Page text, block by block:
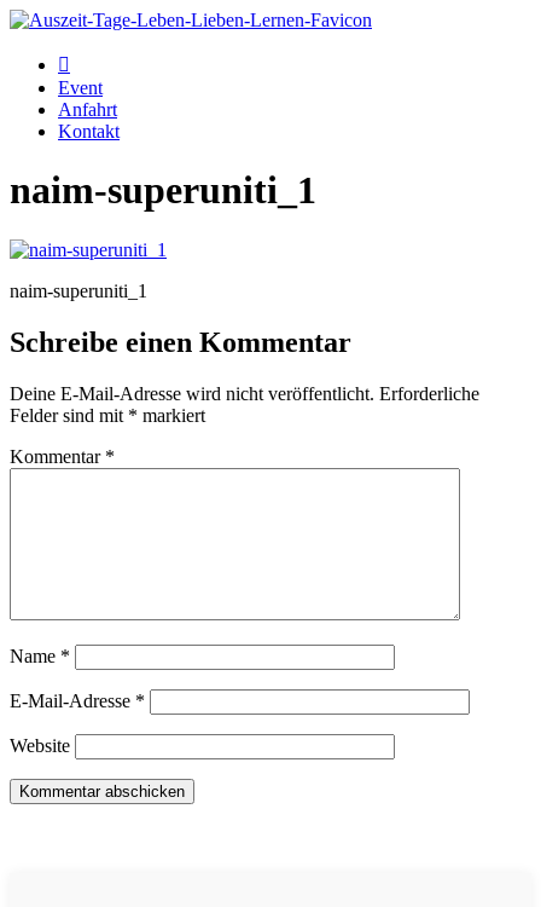
Event
Anfahrt
Kontakt
naim-superuniti_1
naim-superuniti_1
Schreibe einen Kommentar
Deine E-Mail-Adresse wird nicht veröffentlicht. Erforderliche
Felder sind mit * markiert
Kommentar *
Name *
E-Mail-Adresse *
Website